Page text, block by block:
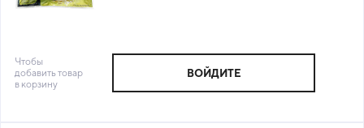
Чтобы
добавить товар
в корзину
ВОЙДИТЕ